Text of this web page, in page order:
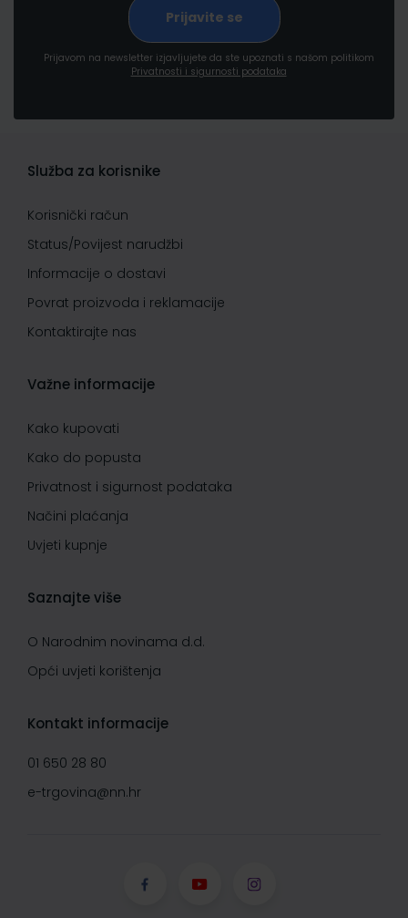
Prijavom na newsletter izjavljujete da ste upoznati s našom politikom
Privatnosti i sigurnosti podataka
Služba za korisnike
Korisnički račun
Status/Povijest narudžbi
Informacije o dostavi
Povrat proizvoda i reklamacije
Kontaktirajte nas
Važne informacije
Kako kupovati
Kako do popusta
Privatnost i sigurnost podataka
Načini plaćanja
Uvjeti kupnje
Saznajte više
O Narodnim novinama d.d.
Opći uvjeti korištenja
Kontakt informacije
01 650 28 80
e-trgovina@nn.hr